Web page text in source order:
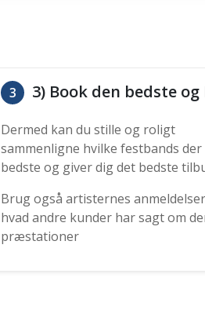
3 3) Book den bedste og
Dermed kan du stille og roligt
sammenligne hvilke festbands der
bedste og giver dig det bedste
Brug også artisternes
hvad andre kunder har sagt om
præstationer